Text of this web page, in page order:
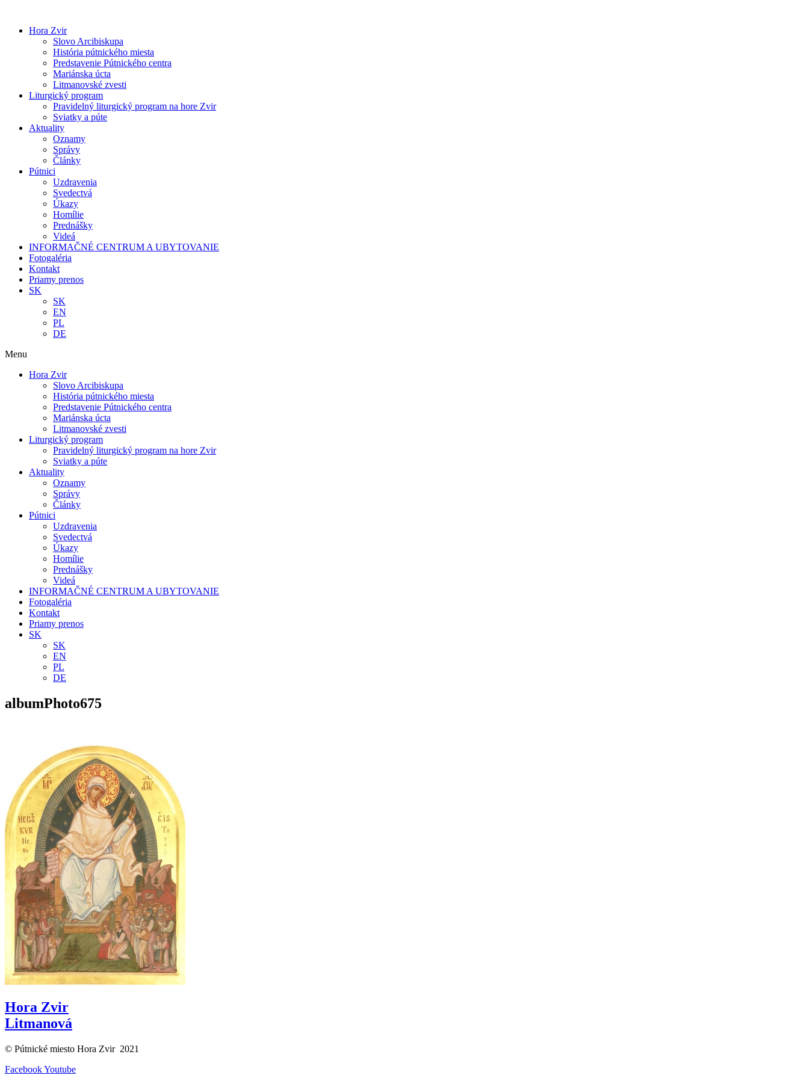
obsah
Hora Zvir
Slovo Arcibiskupa
História pútnického miesta
Predstavenie Pútnického centra
Mariánska úcta
Litmanovské zvesti
Liturgický program
Pravidelný liturgický program na hore Zvir
Sviatky a púte
Aktuality
Oznamy
Správy
Články
Pútnici
Uzdravenia
Svedectvá
Úkazy
Homílie
Prednášky
Videá
INFORMAČNÉ CENTRUM A UBYTOVANIE
Fotogaléria
Kontakt
Priamy prenos
SK
SK
EN
PL
DE
Menu
Hora Zvir
Slovo Arcibiskupa
História pútnického miesta
Predstavenie Pútnického centra
Mariánska úcta
Litmanovské zvesti
Liturgický program
Pravidelný liturgický program na hore Zvir
Sviatky a púte
Aktuality
Oznamy
Správy
Články
Pútnici
Uzdravenia
Svedectvá
Úkazy
Homílie
Prednášky
Videá
INFORMAČNÉ CENTRUM A UBYTOVANIE
Fotogaléria
Kontakt
Priamy prenos
SK
SK
EN
PL
DE
albumPhoto675
Hora Zvir
Litmanová
© Pútnické miesto Hora Zvir 2021
FacebookYoutube